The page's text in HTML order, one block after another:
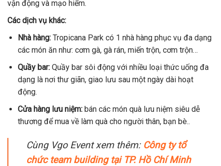
vận động và mạo hiểm.
Các dịch vụ khác:
Nhà hàng:Tropicana Park có 1 nhà hàng phục vụ đa dạng
các món ăn như: cơm gà, gà rán, miến trộn, cơm trộn…
Quầy bar:Quầy bar sôi động với nhiều loại thức uống đa
dạng là nơi thư giãn, giao lưu sau một ngày dài hoạt
động.
Cửa hàng lưu niệm:bán các món quà lưu niệm siêu dễ
thương để mua về làm quà cho người thân, bạn bè..
Cùng Vgo Event xem thêm: Công ty tổ
chức team building tại TP. Hồ Chí Minh